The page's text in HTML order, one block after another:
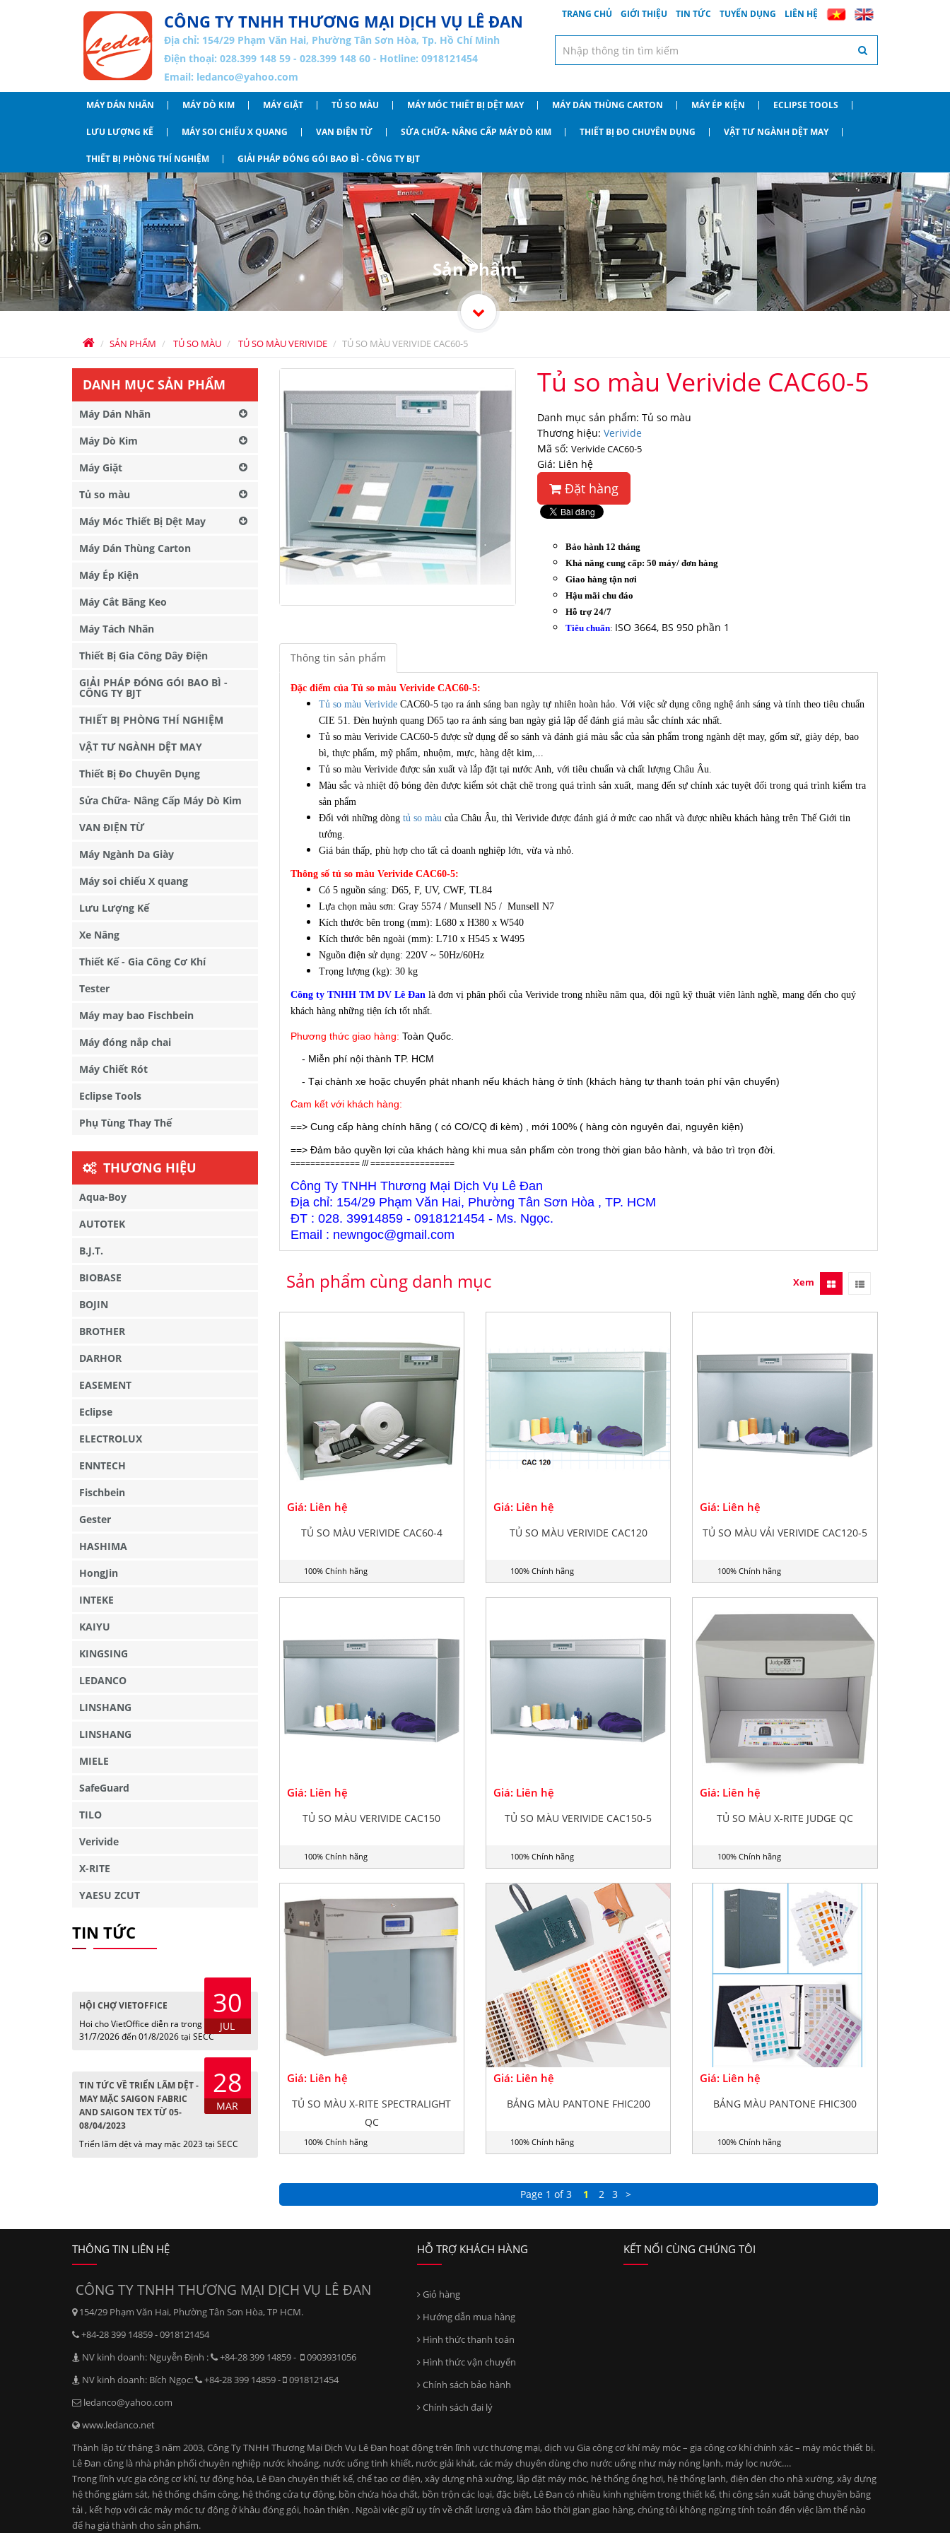
CÔNG TY TNHH THƯƠNG MẠI DỊCH VỤ LÊ ĐAN
Địa chỉ: 154/29 Phạm Văn Hai, Phường Tân Sơn Hòa, Tp. Hồ Chí Minh
Điện thoại: 028.399 148 59 - 028.399 148 60 - Hotline: 0918121454
Email: ledanco@yahoo.com
TRANG CHỦ GIỚI THIỆU TIN TỨC TUYỂN DỤNG LIÊN HỆ
MÁY DÁN NHÃN MÁY DÒ KIM MÁY GIẶT TỦ SO MÀU MÁY MÓC THIẾT BỊ DỆT MAY MÁY DÁN THÙNG CARTON MÁY ÉP KIỆN ECLIPSE TOOLS
LƯU LƯỢNG KẾ MÁY SOI CHIẾU X QUANG VAN ĐIỆN TỪ SỬA CHỮA- NÂNG CẤP MÁY DÒ KIM THIẾT BỊ ĐO CHUYÊN DỤNG VẬT TƯ NGÀNH DỆT MAY
THIẾT BỊ PHÒNG THÍ NGHIỆM GIẢI PHÁP ĐÓNG GÓI BAO BÌ - CÔNG TY BJT
SẢN PHẨM TỦ SO MÀU TỦ SO MÀU VERIVIDE TỦ SO MÀU VERIVIDE CAC60-5
Sản Phẩm
Tủ so màu Verivide CAC60-5
Danh mục sản phẩm: Tủ so màu
Thương hiệu:Verivide
Mã số:Verivide CAC60-5
Giá: Liên hệ
Đặt hàng
Bảo hành 12 tháng
Khả năng cung cấp: 50 máy/ đơn hàng
Giao hàng tận nơi
Hậu mãi chu đáo
Hỗ trợ 24/7
Tiêu chuẩn: ISO 3664, BS 950 phần 1
Thông tin sản phẩm
Đặc điểm của Tủ so màu Verivide CAC60-5:
Tủ so màu VerivideCAC60-5 tạo ra ánh sáng ban ngày tự nhiên hoàn hảo. Với việc sử dụng công nghệ ánh sáng và tính theo tiêu chuẩn
CIE 51. Đèn huỳnh quang D65 tạo ra ánh sáng ban ngày giả lập để đánh giá màu sắc chính xác nhất.
Tủ so màu Verivide CAC60-5 được sử dụng để so sánh và đánh giá màu sắc của sản phẩm trong ngành dệt may, gốm sứ, giày dép, bao
bì, thực phẩm, mỹ phẩm, nhuộm, mực, hàng dệt kim,...
Tủ so màu Verivide được sản xuất và lắp đặt tại nước Anh, với tiêu chuẩn và chất lượng Châu Âu.
Màu sắc và nhiệt độ bóng đèn được kiểm sót chặt chẽ trong quá trình sản xuất, mang đến sự chính xác tuyệt đối trong quá trình kiểm tra
sản phẩm
Đối với những dòng tủ so màucủa Châu Âu, thì Verivide được đánh giá ở mức cao nhất và được nhiều khách hàng trên Thế Giới tin
tưởng.
Giá bán thấp, phù hợp cho tất cả doanh nghiệp lớn, vừa và nhỏ.
Thông số tủ so màu Verivide CAC60-5:
Có 5 nguồn sáng: D65, F, UV, CWF, TL84
Lựa chọn màu sơn: Gray 5574 / Munsell N5 / Munsell N7
Kích thước bên trong (mm): L680 x H380 x W540
Kích thước bên ngoài (mm): L710 x H545 x W495
Nguồn điện sử dụng: 220V ~ 50Hz/60Hz
Trọng lượng (kg): 30 kg
Công ty TNHH TM DV Lê Đanlà đơn vị phân phối của Verivide trong nhiều năm qua, đội ngũ kỹ thuật viên lành nghề, mang đến cho quý
khách hàng những tiện ích tốt nhất.
Phương thức giao hàng: Toàn Quốc.
- Miễn phí nội thành TP. HCM
- Tại chành xe hoặc chuyển phát nhanh nếu khách hàng ở tỉnh (khách hàng tự thanh toán phí vận chuyển)
Cam kết với khách hàng:
==> Cung cấp hàng chính hãng ( có CO/CQ đi kèm) , mới 100% ( hàng còn nguyên đai, nguyên kiện)
==> Đảm bảo quyền lợi của khách hàng khi mua sản phẩm còn trong thời gian bảo hành, và bảo trì trọn đời.
============== /// =================
Công Ty TNHH Thương Mại Dịch Vụ Lê Đan
Địa chỉ: 154/29 Phạm Văn Hai, Phường Tân Sơn Hòa , TP. HCM
ĐT : 028. 39914859 - 0918121454 - Ms. Ngọc.
Email : newngoc@gmail.com
Sản phẩm cùng danh mục Xem
Giá: Liên hệ
TỦ SO MÀU VERIVIDE CAC60-4
100% Chính hãng
Giá: Liên hệ
TỦ SO MÀU VERIVIDE CAC120
100% Chính hãng
Giá: Liên hệ
TỦ SO MÀU VẢI VERIVIDE CAC120-5
100% Chính hãng
Giá: Liên hệ
TỦ SO MÀU VERIVIDE CAC150
100% Chính hãng
Giá: Liên hệ
TỦ SO MÀU VERIVIDE CAC150-5
100% Chính hãng
Giá: Liên hệ
TỦ SO MÀU X-RITE JUDGE QC
100% Chính hãng
Giá: Liên hệ
TỦ SO MÀU X-RITE SPECTRALIGHT
QC
100% Chính hãng
Giá: Liên hệ
BẢNG MÀU PANTONE FHIC200
100% Chính hãng
Giá: Liên hệ
BẢNG MÀU PANTONE FHIC300
100% Chính hãng
Page 1 of 3 1 2 3 >
DANH MỤC SẢN PHẨM
Máy Dán Nhãn
Máy Dò Kim
Máy Giặt
Tủ so màu
Máy Móc Thiết Bị Dệt May
Máy Dán Thùng Carton
Máy Ép Kiện
Máy Cắt Băng Keo
Máy Tách Nhãn
Thiết Bị Gia Công Dây Điện
GIẢI PHÁP ĐÓNG GÓI BAO BÌ -
CÔNG TY BJT
THIẾT BỊ PHÒNG THÍ NGHIỆM
VẬT TƯ NGÀNH DỆT MAY
Thiết Bị Đo Chuyên Dụng
Sửa Chữa- Nâng Cấp Máy Dò Kim
VAN ĐIỆN TỪ
Máy Ngành Da Giày
Máy soi chiếu X quang
Lưu Lượng Kế
Xe Nâng
Thiết Kế - Gia Công Cơ Khí
Tester
Máy may bao Fischbein
Máy đóng nắp chai
Máy Chiết Rót
Eclipse Tools
Phụ Tùng Thay Thế
THƯƠNG HIỆU
Aqua-Boy
AUTOTEK
B.J.T.
BIOBASE
BOJIN
BROTHER
DARHOR
EASEMENT
Eclipse
ELECTROLUX
ENNTECH
Fischbein
Gester
HASHIMA
HongJin
INTEKE
KAIYU
KINGSING
LEDANCO
LINSHANG
LINSHANG
MIELE
SafeGuard
TILO
Verivide
X-RITE
YAESU ZCUT
TIN TỨC
30
JUL
HỘI CHỢ VIETOFFICE
Hoi cho VietOffice diễn ra trong các ngày
31/7/2026 đến 01/8/2026 tại SECC
28
MAR
TIN TỨC VỀ TRIỂN LÃM DỆT -
MAY MẶC SAIGON FABRIC
AND SAIGON TEX TỪ 05-
08/04/2023
Triển lãm dệt và may mặc 2023 tại SECC
THÔNG TIN LIÊN HỆ
CÔNG TY TNHH THƯƠNG MẠI DỊCH VỤ LÊ ĐAN
154/29 Phạm Văn Hai, Phường Tân Sơn Hòa, TP HCM.
+84-28 399 14859 - 0918121454
NV kinh doanh: Nguyễn Định :
+84-28 399 14859 -
0903931056
NV kinh doanh: Bích Ngọc:
+84-28 399 14859 -
0918121454
ledanco@yahoo.com
www.ledanco.net
HỖ TRỢ KHÁCH HÀNG
Giỏ hàng
Hướng dẫn mua hàng
Hình thức thanh toán
Hình thức vận chuyển
Chính sách bảo hành
Chính sách đại lý
KẾT NỐI CÙNG CHÚNG TÔI
Thành lập từ tháng 3 năm 2003, Công Ty TNHH Thương Mại Dịch Vụ Lê Đan hoạt động trên lĩnh vực thương mại, dịch vụ Gia công cơ khí máy móc – gia công cơ khí chính xác – máy móc thiết bị.
Lê Đan cũng là nhà phân phối chuyên nghiệp nước khoáng, nước uống tinh khiết, nước giải khát, các máy chuyên dùng cho nước uống như máy nóng lạnh, máy lọc nước….
Trong lĩnh vực gia công cơ khí, tự động hóa, Lê Đan chuyên thiết kế, chế tạo cơ điện, xây dựng nhà xưởng, lắp đặt máy móc, hệ thống ống hơi, hệ thống lạnh, điện đèn cho nhà xường, xây dựng
hệ thống giám sát, hệ thống chấm công, hệ thống cửa tự động, bồn chứa hóa chất, bồn trộn các loại, đặc biệt, Lê Đan có nhiều kinh nghiệm trong thiết kế, thi công sản xuất băng chuyền băng
tải , kết hợp với các máy móc tự động ở khâu đóng gói, hoàn thiện . Ngoài việc giữ uy tín về chất lượng và đảm bảo thời gian giao hàng, chúng tôi không ngừng tính toán đến việc làm thế nào
để hạ giá thành cho sản phẩm.